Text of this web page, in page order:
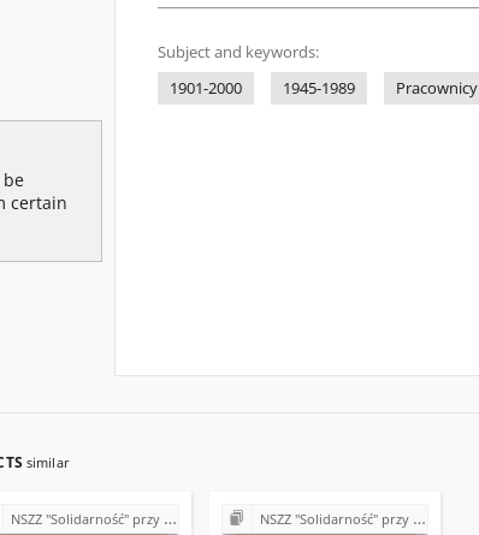
certain
Subject and keywords:
1901-2000
1945-1989 Pracownicy
similar
NSZZ "Solidarność" przy Państwowym Ośrodku Maszynowym w Topoli NSZZ "Solidarność" przy Państwowym Ośrodku Maszynowym w Topoli